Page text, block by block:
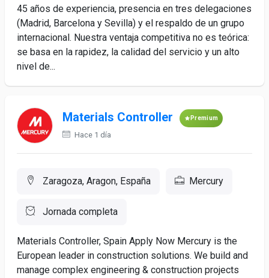
45 años de experiencia, presencia en tres delegaciones
(Madrid, Barcelona y Sevilla) y el respaldo de un grupo
internacional. Nuestra ventaja competitiva no es teórica:
se basa en la rapidez, la calidad del servicio y un alto
nivel de...
Materials Controller Premium
Hace 1 día
Zaragoza, Aragon, España Mercury
Jornada completa
Materials Controller, Spain Apply Now Mercury is the
European leader in construction solutions. We build and
manage complex engineering & construction projects